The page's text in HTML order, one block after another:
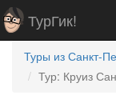
ТурГик!
Туры из Санкт-
Тур: Круиз